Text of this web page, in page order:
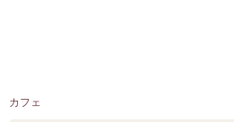
カフェ